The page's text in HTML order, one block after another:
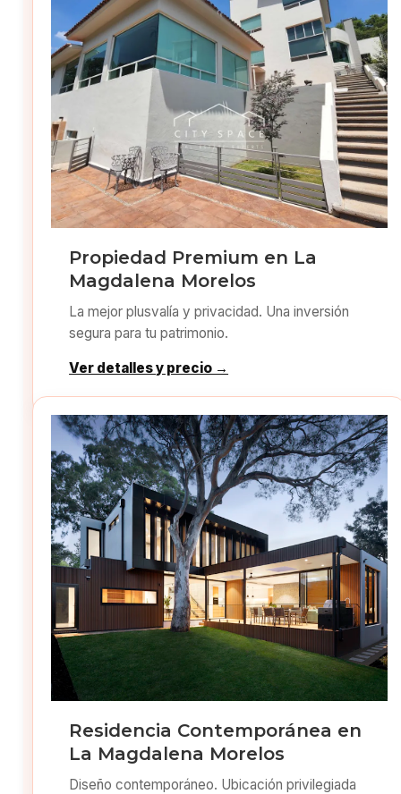
Propiedad Premium en La
Magdalena Morelos
La mejor plusvalía y privacidad. Una inversión
segura para tu patrimonio.
Ver detalles y precio →
Residencia Contemporánea en
La Magdalena Morelos
Diseño contemporáneo. Ubicación privilegiada